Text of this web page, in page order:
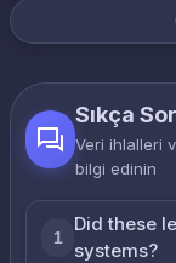
Sıkça
Veri ihlalleri
bilgi edinin
1
Did these
systems?